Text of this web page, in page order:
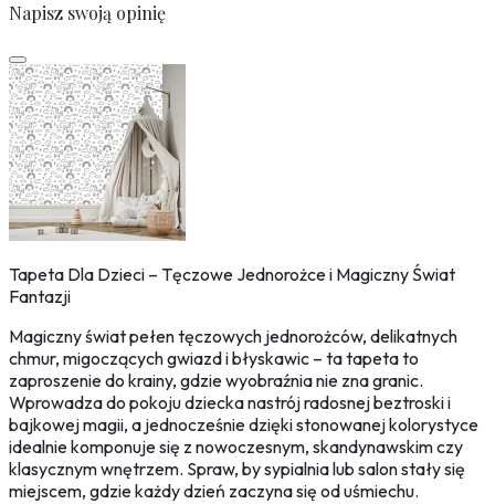
Napisz swoją opinię
Tapeta Dla Dzieci – Tęczowe Jednorożce i Magiczny Świat
Fantazji
Magiczny świat pełen tęczowych jednorożców, delikatnych
chmur, migoczących gwiazd i błyskawic – ta tapeta to
zaproszenie do krainy, gdzie wyobraźnia nie zna granic.
Wprowadza do pokoju dziecka nastrój radosnej beztroski i
bajkowej magii, a jednocześnie dzięki stonowanej kolorystyce
idealnie komponuje się z nowoczesnym, skandynawskim czy
klasycznym wnętrzem. Spraw, by sypialnia lub salon stały się
miejscem, gdzie każdy dzień zaczyna się od uśmiechu.